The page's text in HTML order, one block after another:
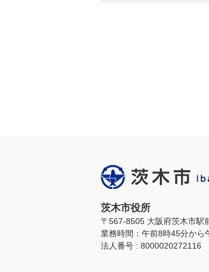
茨木市役所
〒567-8505 大阪府茨木市駅
業務時間：午前8時45分から
法人番号 : 8000020272116